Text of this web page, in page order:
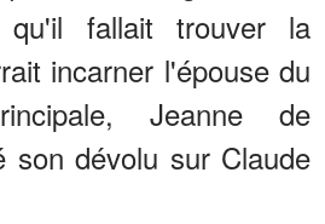
qu'il fallait trouver la
incarner l'épouse du
Jeanne de
son dévolu sur Claude